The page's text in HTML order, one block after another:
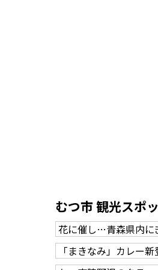
むつ市 観光スポ
花に催し…青森県内
「まきなみ」カレー